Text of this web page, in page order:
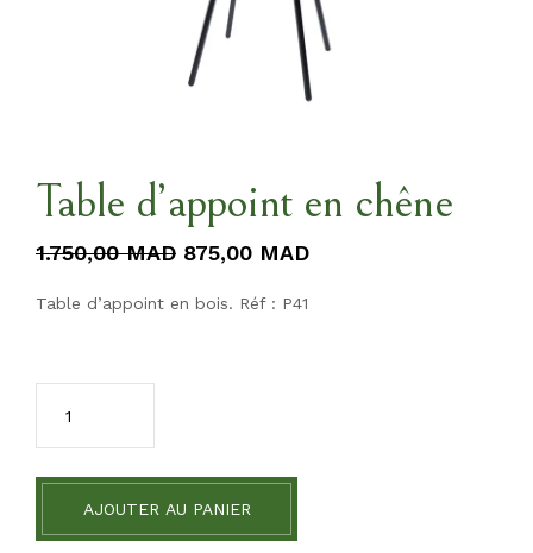
Table d’appoint en chêne
1.750,00MAD 875,00 MAD
Table d’appoint en bois. Réf : P41
AJOUTER AU PANIER